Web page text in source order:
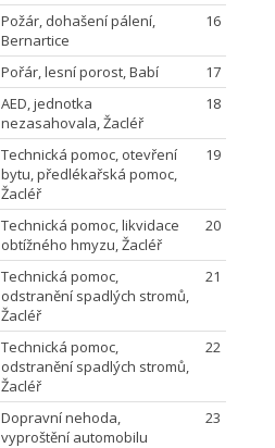
Požár, dohašení pálení,
Bernartice
16
Pořár, lesní porost, Babí
17
AED, jednotka
nezasahovala, Žacléř
18
Technická pomoc, otevření
bytu, předlékařská pomoc,
Žacléř
19
Technická pomoc, likvidace
obtížného hmyzu, Žacléř
20
Technická pomoc,
odstranění spadlých stromů,
Žacléř
21
Technická pomoc,
odstranění spadlých stromů,
Žacléř
22
Dopravní nehoda,
vyproštění automobilu
23